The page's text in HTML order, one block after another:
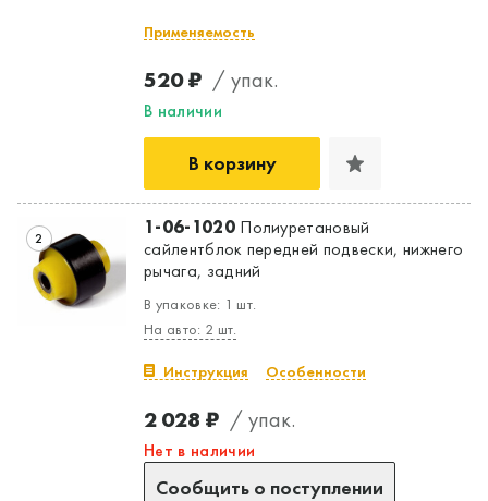
Применяемость
520 ₽ / упак.
В наличии
В корзину
2 1-06-1020Полиуретановый
сайлентблок передней подвески, нижнего
рычага, задний
В упаковке: 1 шт.
На авто: 2 шт.
Инструкция Особенности
2 028 ₽ / упак.
Нет в наличии
Сообщить о поступлении